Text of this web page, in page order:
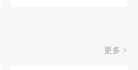
更多